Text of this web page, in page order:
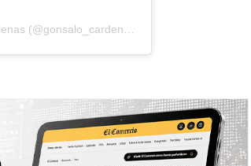
Una publicación compartida por Gonsalo Cardenas (@gonsalo_cardenasr)